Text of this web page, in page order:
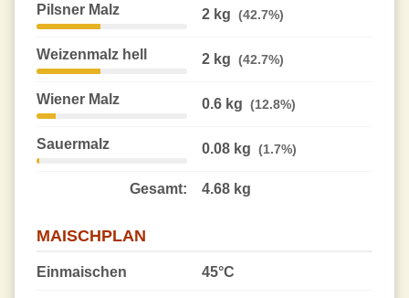
Pilsner Malz 2 kg (42.7%)
Weizenmalz hell 2 kg (42.7%)
Wiener Malz 0.6 kg (12.8%)
Sauermalz 0.08 kg (1.7%)
Gesamt: 4.68 kg
MAISCHPLAN
Einmaischen 45°C